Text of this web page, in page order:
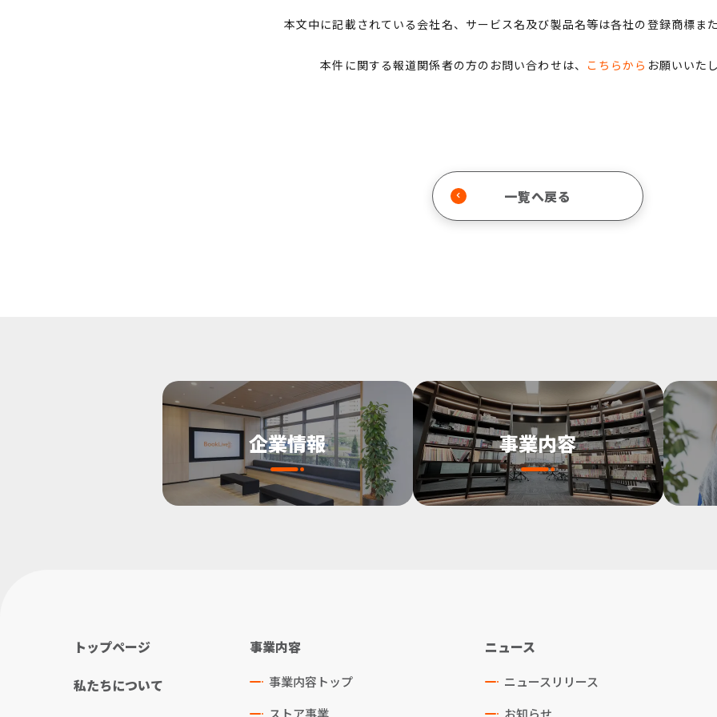
本文中に記載されている会社名、サービス名及び製品名等は各社の登録商標また
本件に関する報道関係者の方のお問い合わせは、 こちらから お願いいた
一覧へ戻る
企業情報 事業内容
トップページ
私たちについて
事業内容
事業内容トップ
ニュース
ニュースリリース